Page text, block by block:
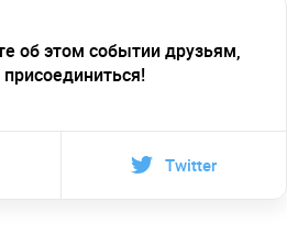
об этом событии друзьям,
Twitter